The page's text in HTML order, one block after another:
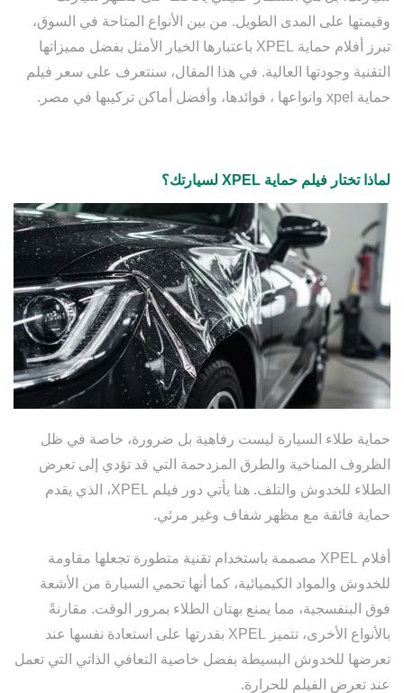
وقيمتها على المدى الطويل. من بين الأنواع المتاحة في السوق،
تبرز أفلام حماية XPEL باعتبارها الخيار الأمثل بفضل مميزاتها
التقنية وجودتها العالية. في هذا المقال، سنتعرف على سعر فيلم
حماية xpel وانواعها ، فوائدها، وأفضل أماكن تركيبها في مصر.
لماذا تختار فيلم حماية XPEL لسيارتك؟
حماية طلاء السيارة ليست رفاهية بل ضرورة، خاصة في ظل
الظروف المناخية والطرق المزدحمة التي قد تؤدي إلى تعرض
الطلاء للخدوش والتلف. هنا يأتي دور فيلم XPEL، الذي يقدم
حماية فائقة مع مظهر شفاف وغير مرئي.
أفلام XPEL مصممة باستخدام تقنية متطورة تجعلها مقاومة
للخدوش والمواد الكيميائية، كما أنها تحمي السيارة من الأشعة
فوق البنفسجية، مما يمنع بهتان الطلاء بمرور الوقت. مقارنةً
بالأنواع الأخرى، تتميز XPEL بقدرتها على استعادة نفسها عند
تعرضها للخدوش البسيطة بفضل خاصية التعافي الذاتي التي تعمل
عند تعرض الفيلم للحرارة.